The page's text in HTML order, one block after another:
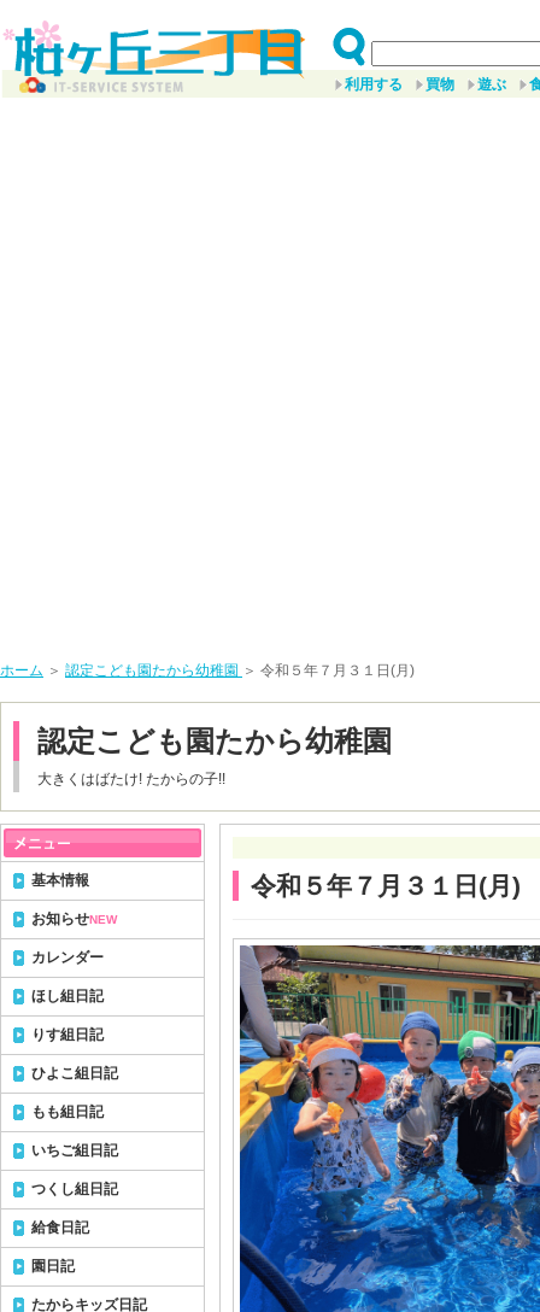
利用する 買物 遊ぶ
ホーム ＞ 認定こども園たから幼稚園 ＞ 令和５年７月３１日(月)
認定こども園たから幼稚園
大きくはばたけ! たからの子!!
令和５年７月３１日(月)
基本情報
お知らせNEW
カレンダー
ほし組日記
りす組日記
ひよこ組日記
もも組日記
いちご組日記
つくし組日記
給食日記
園日記
たからキッズ日記